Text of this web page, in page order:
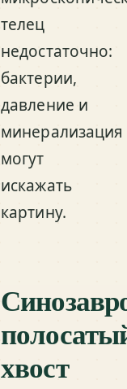
телец
недостаточно:
бактерии,
давление и
минерализация
могут
искажать
картину.
хвост